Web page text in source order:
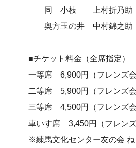
同 小枝 上村折乃助
奥方玉の井 中村錦之助
■チケット料金（全席指定）
一等席 6,900円（フレンズ
二等席 5,900円（フレンズ
三等席 4,500円（フレンズ
車いす席 3,450円（フレン
※練馬文化センター友の会